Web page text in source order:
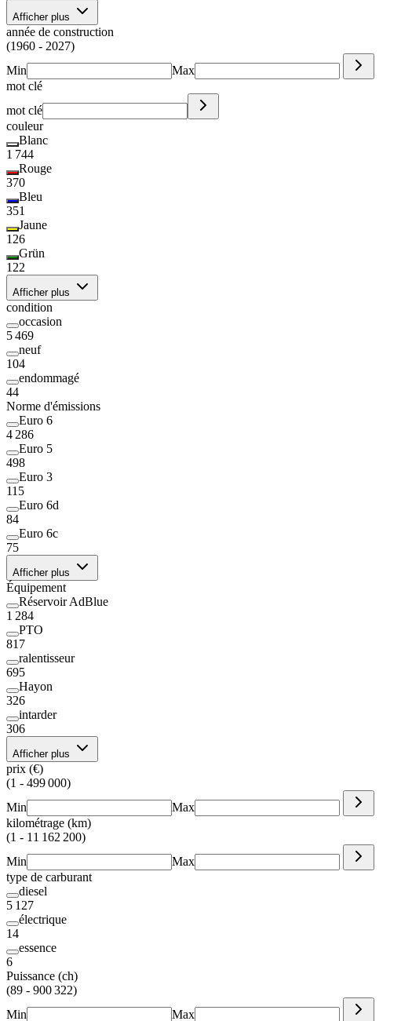
Afficher plus
année de construction
(1960 - 2027)
Min
Max
mot clé
mot clé
couleur
Blanc
1 744
Rouge
370
Bleu
351
Jaune
126
Grün
122
Afficher plus
condition
occasion
5 469
neuf
104
endommagé
44
Norme d'émissions
Euro 6
4 286
Euro 5
498
Euro 3
115
Euro 6d
84
Euro 6c
75
Afficher plus
Équipement
Réservoir AdBlue
1 284
PTO
817
ralentisseur
695
Hayon
326
intarder
306
Afficher plus
prix (€)
(1 - 499 000)
Min
Max
kilométrage (km)
(1 - 11 162 200)
Min
Max
type de carburant
diesel
5 127
électrique
14
essence
6
Puissance (ch)
(89 - 900 322)
Min
Max